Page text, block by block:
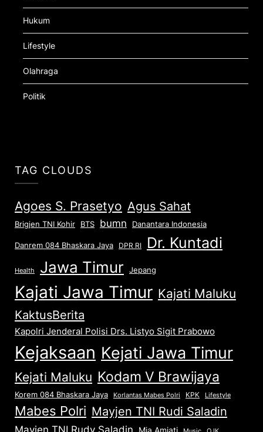
Hukum
Lifestyle
Olahraga
Politik
TAG CLOUDS
Agoes S. Prasetyo Agus Sahat
Brigjen TNI Kohir BTS bumn Danantara Indonesia
Danrem 084 Bhaskara Jaya DPR RI Dr. Kuntadi
Health Jawa Timur Jepang
Kajati Jawa Timur Kajati Maluku
KaktusBerita
Kapolri Jenderal Polisi Drs. Listyo Sigit Prabowo
Kejaksaan Kejati Jawa Timur
Kejati Maluku Kodam V Brawijaya
Korem 084 Bhaskara Jaya Korlantas Mabes Polri KPK Lifestyle
Mabes Polri Mayjen TNI Rudi Saladin
Mayjen TNI Rudy Saladin